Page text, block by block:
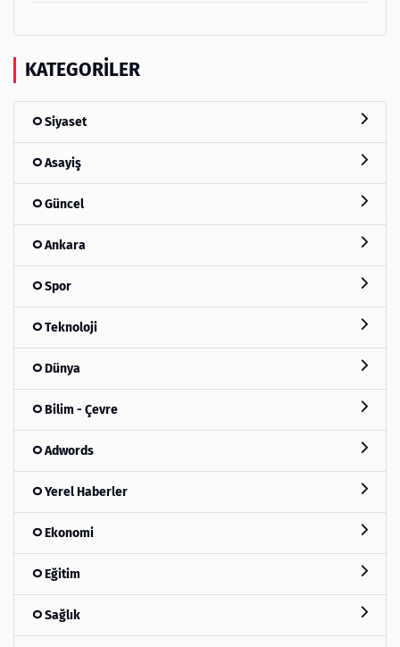
KATEGORILER
Siyaset
Asayiş
Güncel
Ankara
Spor
Teknoloji
Dünya
Bilim - Çevre
Adwords
Yerel Haberler
Ekonomi
Eğitim
Sağlık